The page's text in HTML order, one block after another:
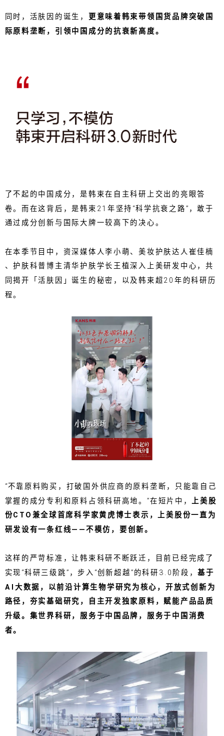
同时，活肤因的诞生，
更意味着韩束带领国货品牌突破国
际原料垄断，引领中国成分的抗衰新高度。
了不起的中国成分，是韩束在自主科研上交出的亮眼答
卷。而在这背后，是韩束21年坚持“科学抗衰之路”，敢于
通过成分创新与国际大牌一较高下的决心。
在本季节目中，资深媒体人李小萌、美妆护肤达人崔佳楠
、护肤科普博主清华护肤学长王植深入上美研发中心，共
同揭开「活肤因」诞生的秘密，以及韩束超20年的科研历
程。
“不靠原料购买，打破国外供应商的原料垄断，只能靠自己
掌握的成分专利和原料占领科研高地。”在短片中，
上美股
份CTO兼全球首席科学家黄虎博士表示，上美股份一直为
研发设有一条红线——不模仿，要创新。
这样的严苛标准，让韩束科研不断跃迁，目前已经完成了
实现“科研三级跳”，步入“创新超越”的科研3.0阶段，基于
AI大数据，以前沿计算生物学研究为核心，开放式创新为
路径，夯实基础研究，自主开发独家原料，赋能产品品质
升级。集世界科研，服务于中国品牌，服务于中国消费
者。